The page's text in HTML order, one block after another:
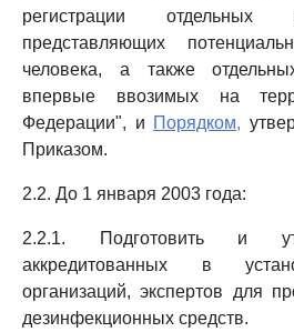
регистрации отдельных
представляющих
человека, а также
впервые ввозимых на
Федерации", и Порядком,
Приказом.
2.2. До 1 января 2003 года:
2.2.1. Подготовить и
аккредитованных в
организаций, экспертов для
дезинфекционных средств.